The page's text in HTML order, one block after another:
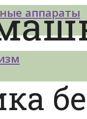
аппараты